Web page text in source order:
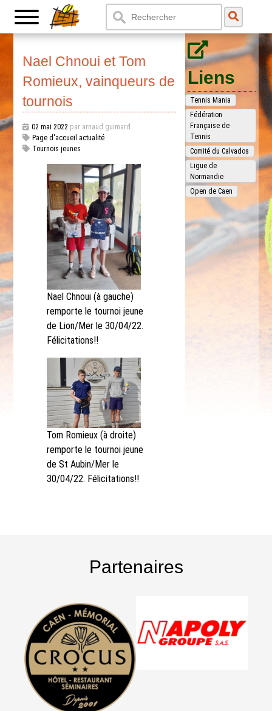
Nael Chnoui et Tom
Romieux, vainqueurs de
tournois
02 mai 2022 par arnaud guimard
Page d'accueil actualité
Tournois jeunes
Nael Chnoui (à gauche)
remporte le tournoi jeune
de Lion/Mer le 30/04/22.
Félicitations!!
Tom Romieux (à droite)
remporte le tournoi jeune
de St Aubin/Mer le
30/04/22. Félicitations!!
Liens
Tennis Mania
Fédération
Française de
Tennis
Comité du Calvados
Ligue de
Normandie
Open de Caen
Partenaires